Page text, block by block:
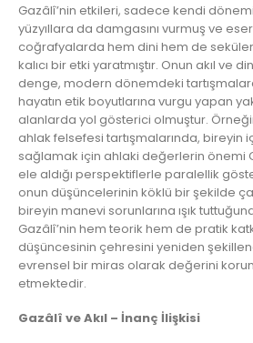
Gazâlî’nin etkileri, sadece kendi
yüzyıllara da damgasını vurmuş ve
coğrafyalarda hem dini hem de
kalıcı bir etki yaratmıştır. Onun akıl ve
denge, modern dönemdeki
hayatın etik boyutlarına vurgu yapan
alanlarda yol gösterici olmuştur.
ahlak felsefesi tartışmalarında, bireyin
sağlamak için ahlaki değerlerin önemi
ele aldığı perspektiflerle paralellik
onun düşüncelerinin köklü bir şekilde
bireyin manevi sorunlarına ışık
Gazâlî’nin hem teorik hem de pratik
düşüncesinin çehresini yeniden
evrensel bir miras olarak değerini
etmektedir.
Gazâlî ve Akıl – İnanç İlişkisi